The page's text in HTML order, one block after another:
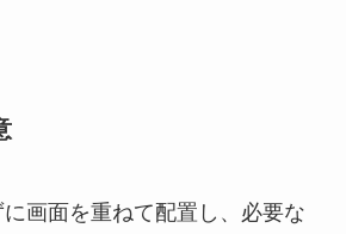
画面を重ねて配置し、必要な